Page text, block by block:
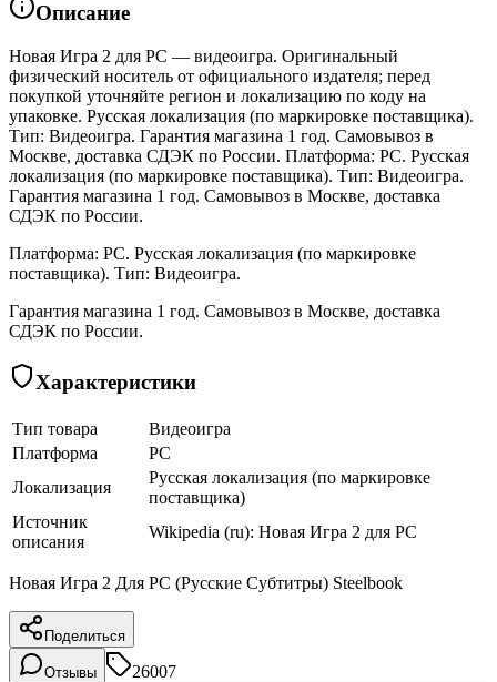
Описание
Новая Игра 2 для PC — видеоигра. Оригинальный
физический носитель от официального издателя; перед
покупкой уточняйте регион и локализацию по коду на
упаковке. Русская локализация (по маркировке поставщика).
Тип: Видеоигра. Гарантия магазина 1 год. Самовывоз в
Москве, доставка СДЭК по России. Платформа: PC. Русская
локализация (по маркировке поставщика). Тип: Видеоигра.
Гарантия магазина 1 год. Самовывоз в Москве, доставка
СДЭК по России.
Платформа: PC. Русская локализация (по маркировке
поставщика). Тип: Видеоигра.
Гарантия магазина 1 год. Самовывоз в Москве, доставка
СДЭК по России.
Характеристики
Тип товара
Видеоигра
Платформа
PC
Локализация
Русская локализация (по маркировке
поставщика)
Источник
описания
Wikipedia (ru): Новая Игра 2 для PC
Новая Игра 2 Для PC (Русские Субтитры) Steelbook
Поделиться
Отзывы
26007